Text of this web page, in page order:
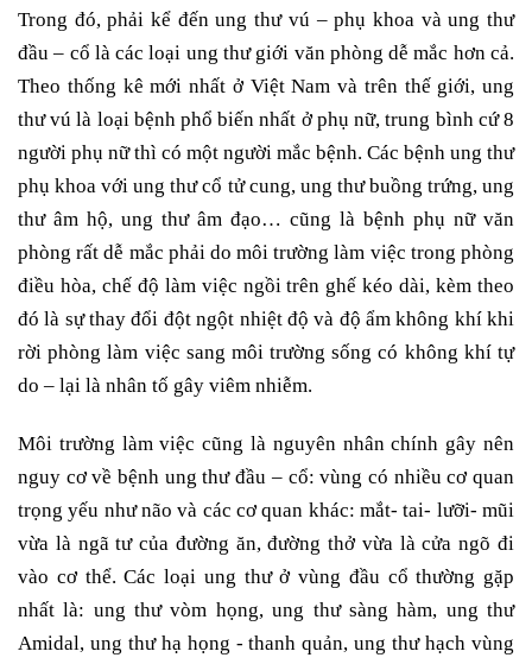
Trong đó, phải kể đến ung thư vú – phụ khoa và ung thư
đầu – cổ là các loại ung thư giới văn phòng dễ mắc hơn cả.
Theo thống kê mới nhất ở Việt Nam và trên thế giới, ung
thư vú là loại bệnh phổ biến nhất ở phụ nữ, trung bình cứ 8
người phụ nữ thì có một người mắc bệnh. Các bệnh ung thư
phụ khoa với ung thư cổ tử cung, ung thư buồng trứng, ung
thư âm hộ, ung thư âm đạo… cũng là bệnh phụ nữ văn
phòng rất dễ mắc phải do môi trường làm việc trong phòng
điều hòa, chế độ làm việc ngồi trên ghế kéo dài, kèm theo
đó là sự thay đổi đột ngột nhiệt độ và độ ẩm không khí khi
rời phòng làm việc sang môi trường sống có không khí tự
do – lại là nhân tố gây viêm nhiễm.
Môi trường làm việc cũng là nguyên nhân chính gây nên
nguy cơ về bệnh ung thư đầu – cổ: vùng có nhiều cơ quan
trọng yếu như não và các cơ quan khác: mắt- tai- lưỡi- mũi
vừa là ngã tư của đường ăn, đường thở vừa là cửa ngõ đi
vào cơ thể. Các loại ung thư ở vùng đầu cổ thường gặp
nhất là: ung thư vòm họng, ung thư sàng hàm, ung thư
Amidal, ung thư hạ họng - thanh quản, ung thư hạch vùng